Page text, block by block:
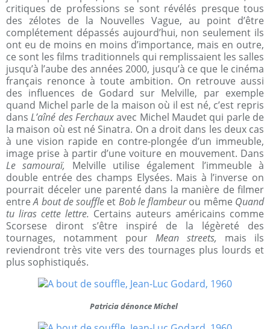
critiques de professions se sont révélés presque tous
des zélotes de la Nouvelles Vague, au point d’être
complétement dépassés aujourd’hui, non seulement ils
ont eu de moins en moins d’importance, mais en outre,
ce sont les films traditionnels qui remplissaient les salles
jusqu’à l’aube des années 2000, jusqu’à ce que le cinéma
français renonce à toute ambition. On retrouve aussi
des influences de Godard sur Melville, par exemple
quand Michel parle de la maison où il est né, c’est repris
dansL’aîné des Ferchauxavec Michel Maudet qui parle de
la maison où est né Sinatra. On a droit dans les deux cas
à une vision rapide en contre-plongée d’un immeuble,
image prise à partir d’une voiture en mouvement. Dans
Le samouraï, Melville utilise également l’immeuble à
double entrée des champs Elysées. Mais à l’inverse on
pourrait déceler une parenté dans la manière de filmer
entreA bout de souffle et Bob le flambeurou même Quand
tu liras cette lettre. Certains auteurs américains comme
Scorsese diront s’être inspiré de la légèreté des
tournages, notamment pour Mean streets, mais ils
reviendront très vite vers des tournages plus lourds et
plus sophistiqués.
Patricia dénonce Michel